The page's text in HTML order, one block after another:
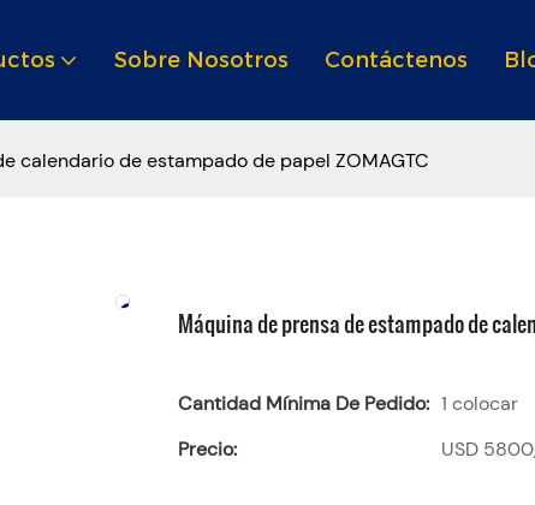
Sobre Nosotros Contáctenos
calendario de estampado de papel ZOMAGTC
Máquina de prensa de estampado de
Cantidad Mínima De Pedido: 1 colocar
Precio:
USD